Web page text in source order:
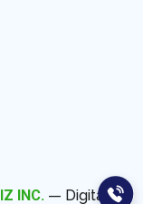
INC. — Digital IT